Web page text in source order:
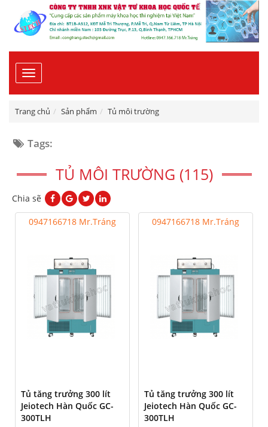
Toggle
navigation
Trang chủ Sản phẩm Tủ môi trường
Tags:
TỦ MÔI TRƯỜNG (115)
Chia sẽ
0947166718 Mr.Tráng
Tủ tăng trưởng 300 lít
Jeiotech Hàn Quốc GC-
300TLH
0947166718 Mr.Tráng
Tủ tăng trưởng 300 lít
Jeiotech Hàn Quốc GC-
300TLH